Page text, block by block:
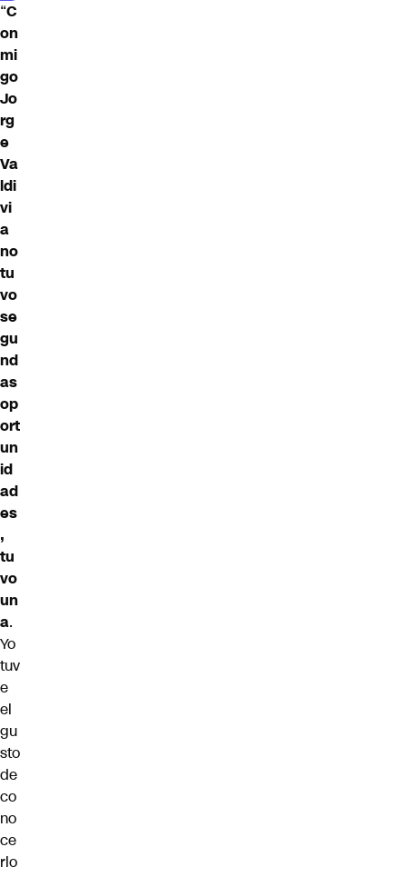
“C
on
mi
go
Jo
rg
e
Va
ldi
vi
a
no
tu
vo
se
gu
nd
as
op
ort
un
id
ad
es
,
tu
vo
un
a.
Yo
tuv
e
el
gu
sto
de
co
no
ce
rlo